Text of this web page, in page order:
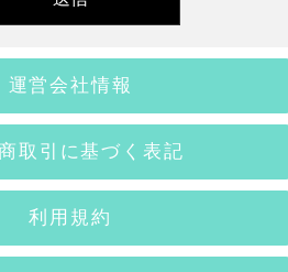
運営会社情報
取引に基づく表記
利用規約